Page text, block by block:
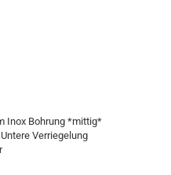
Inox Boh­rung *mit­tig*
Ver­rie­ge­lung